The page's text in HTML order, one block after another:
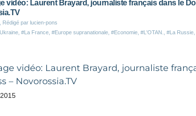
vidéo: Laurent Brayard, journaliste français dans le
, Rédigé par lucien-pons
#La France #Europe supranationale #Economie #L'OTAN. #La Russie
vidéo: Laurent Brayard, journaliste
– Novorossia.TV